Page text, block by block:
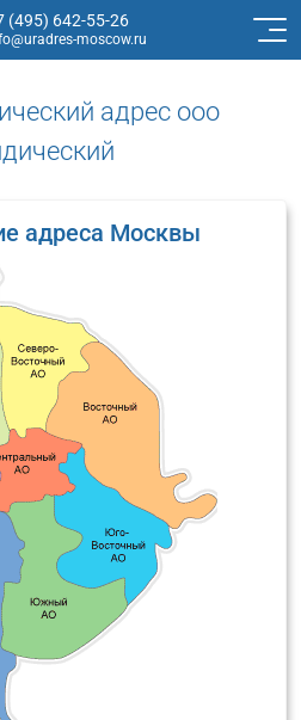
(495) 642-55-26
moscow.ru
адрес ооо
адреса Москвы